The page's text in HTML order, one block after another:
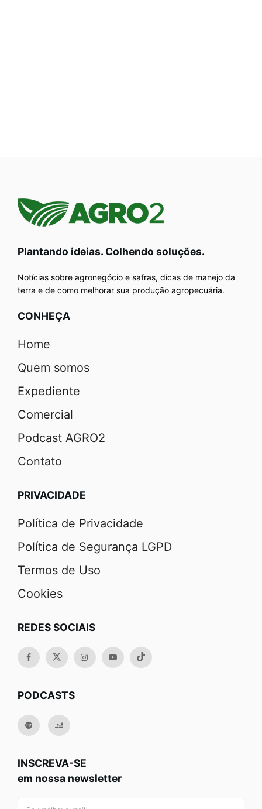
Plantando ideias. Colhendo soluções.
Notícias sobre agronegócio e safras, dicas de manejo da
terra e de como melhorar sua produção agropecuária.
CONHEÇA
Home
Quem somos
Expediente
Comercial
Podcast AGRO2
Contato
PRIVACIDADE
Política de Privacidade
Política de Segurança LGPD
Termos de Uso
Cookies
REDES SOCIAIS
PODCASTS
INSCREVA-SE
em nossa newsletter